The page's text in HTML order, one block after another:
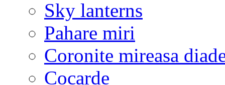
Sky lanterns
Pahare miri
Coronite mireasa
Cocarde